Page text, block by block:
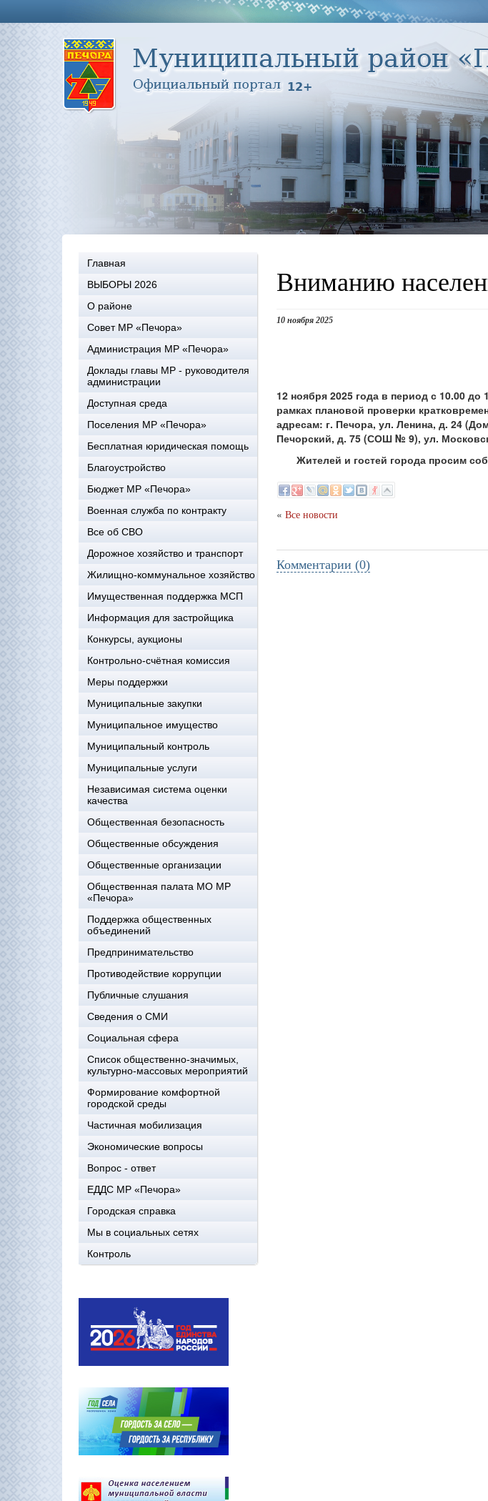
Главная
ВЫБОРЫ 2026
О районе
Совет МР «Печора»
Администрация МР «Печора»
Доклады главы МР - руководителя
администрации
Доступная среда
Поселения МР «Печора»
Бесплатная юридическая помощь
Благоустройство
Бюджет МР «Печора»
Военная служба по контракту
Все об СВО
Дорожное хозяйство и транспорт
Жилищно-коммунальное хозяйство
Имущественная поддержка МСП
Информация для застройщика
Конкурсы, аукционы
Контрольно-счётная комиссия
Меры поддержки
Муниципальные закупки
Муниципальное имущество
Муниципальный контроль
Муниципальные услуги
Независимая система оценки
качества
Общественная безопасность
Общественные обсуждения
Общественные организации
Общественная палата МО МР
«Печора»
Поддержка общественных
объединений
Предпринимательство
Противодействие коррупции
Публичные слушания
Сведения о СМИ
Социальная сфера
Список общественно-значимых,
культурно-массовых мероприятий
Формирование комфортной
городской среды
Частичная мобилизация
Экономические вопросы
Вопрос - ответ
ЕДДС МР «Печора»
Городская справка
Мы в социальных сетях
Контроль
Вниманию
10 ноября 2025
12 ноября 2025 года в период с 10.00 до
рамках плановой проверки
адресам: г. Печора, ул. Ленина, д. 24
Печорский, д. 75 (СОШ № 9), ул.
Жителей и гостей города просим
« Все новости
Комментарии (0)